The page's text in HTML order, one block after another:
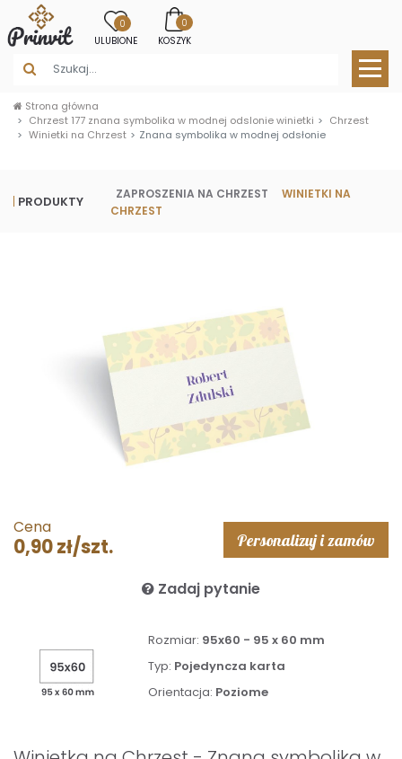
0
ULUBIONE
0
KOSZYK
Strona główna
Chrzest 177 znana symbolika w modnej odslonie winietki
Chrzest
Winietki na Chrzest
Znana symbolika w modnej odsłonie
PRODUKTY ZAPROSZENIA NA CHRZEST
WINIETKI NA
CHRZEST
Cena
0,90 zł/szt. Personalizuj i zamów
Zadaj pytanie
Rozmiar: 95x60 - 95 x 60 mm
Typ: Pojedyncza karta
Orientacja: Poziome